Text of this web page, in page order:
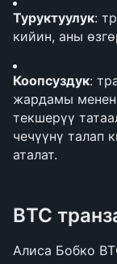
Туруктуулук:
кийин, аны
Коопсуздук:
жардамы менен
текшерүү
чечүүнү талап
аталат.
BTC
Алиса Бобко